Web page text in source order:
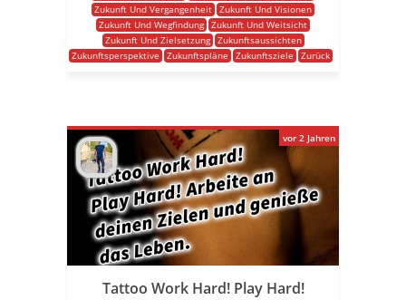
Zukunft Und Vergangenheit Zukunft Und Visionen
Zukunft Und Wegfindung Zukunft Und Weitsicht
Zukunft Und Zielsetzung
Zukunftsaussichten
Zukunftsperspektive
Zukunftspläne Zukunftsziele Zurück
Tattoo Work Hard! Play Hard!
vor 2 Jahren